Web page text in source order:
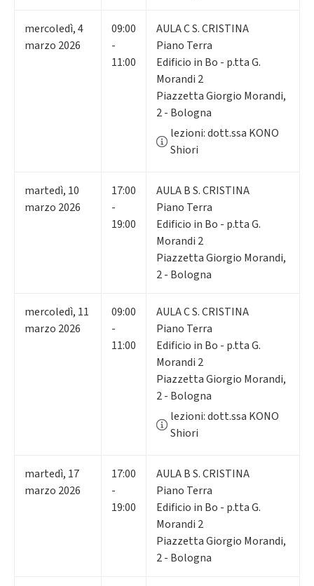
mercoledì,4
marzo 2026
09:00
-
11:00
AULA C S. CRISTINA
Piano Terra
Edificio in Bo - p.tta G.
Morandi 2
Piazzetta Giorgio Morandi,
2 - Bologna
lezioni: dott.ssa KONO
Shiori
martedì, 10
marzo 2026
17:00
-
19:00
AULA B S. CRISTINA
Piano Terra
Edificio in Bo - p.tta G.
Morandi 2
Piazzetta Giorgio Morandi,
2 - Bologna
mercoledì, 11
marzo 2026
09:00
-
11:00
AULA C S. CRISTINA
Piano Terra
Edificio in Bo - p.tta G.
Morandi 2
Piazzetta Giorgio Morandi,
2 - Bologna
lezioni: dott.ssa KONO
Shiori
martedì, 17
marzo 2026
17:00
-
19:00
AULA B S. CRISTINA
Piano Terra
Edificio in Bo - p.tta G.
Morandi 2
Piazzetta Giorgio Morandi,
2 - Bologna